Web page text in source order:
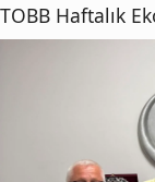
TOBB Haftalık